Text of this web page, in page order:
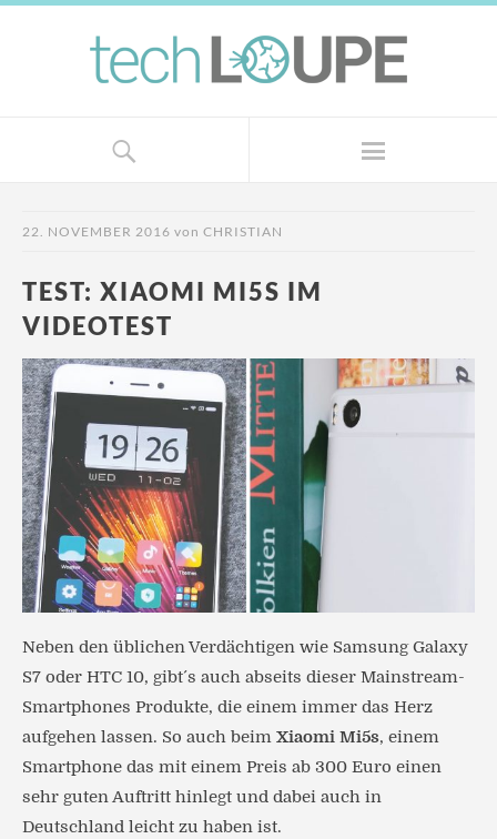
22. NOVEMBER 2016 von CHRISTIAN
TEST: XIAOMI MI5S IM
VIDEOTEST
Neben den üblichen Verdächtigen wie Samsung Galaxy
S7 oder HTC 10, gibt´s auch abseits dieser Mainstream-
Smartphones Produkte, die einem immer das Herz
aufgehen lassen. So auch beim Xiaomi Mi5s, einem
Smartphone das mit einem Preis ab 300 Euro einen
sehr guten Auftritt hinlegt und dabei auch in
Deutschland leicht zu haben ist.